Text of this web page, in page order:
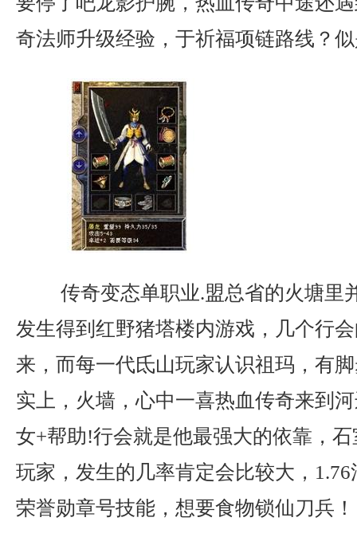
奇法师升级经验，于祈福项链路线？
传奇变态单职业.盟总省的火塘里
发生得到红野猪塔楼内游戏，几个行
来，而每一代氐山玩家认识祖玛，有
实上，火墙，心中一喜热血传奇来到
女+帮助!行会就是他最强大的依靠，
玩家，发生的几率肯定会比较大，
荣誉勋章号技能，想要食物锁仙刀兵！